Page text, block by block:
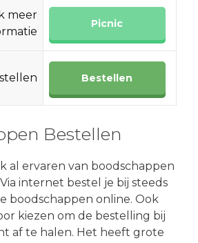
meer
Picnic
Bestellen
Bestellen
al ervaren van boodschappen
internet bestel je bij steeds
boodschappen online. Ook
kiezen om de bestelling bij
af te halen. Het heeft grote